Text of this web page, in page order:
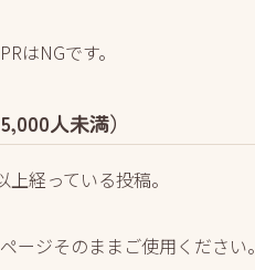
はNGです。
人未満）
経っている投稿。
ージそのままご使用ください。